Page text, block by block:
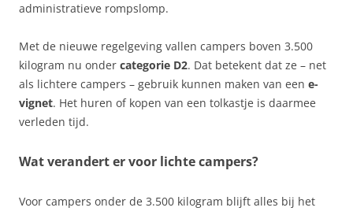
administratieve rompslomp.
Met de nieuwe regelgeving vallen campers boven 3.500
kilogram nu onder categorie D2. Dat betekent dat ze – net
als lichtere campers – gebruik kunnen maken van een e-
vignet. Het huren of kopen van een tolkastje is daarmee
verleden tijd.
Wat verandert er voor lichte campers?
Voor campers onder de 3.500 kilogram blijft alles bij het